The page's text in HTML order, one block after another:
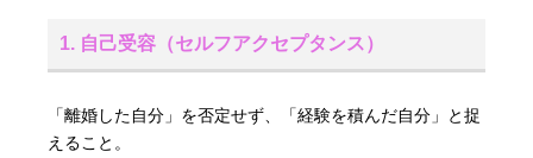
1. 自己受容（セルフアクセプタンス）
「離婚した自分」を否定せず、「経験を積んだ自分」と捉
えること。